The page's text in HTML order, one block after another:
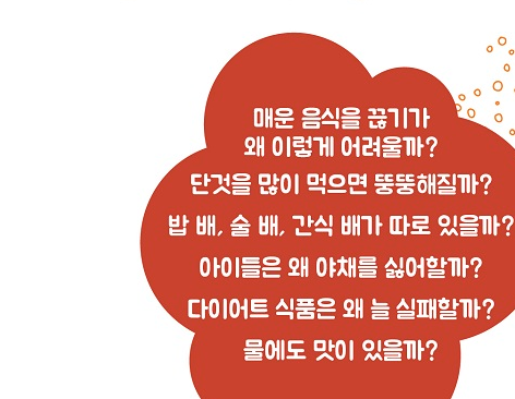
향에 대한 착각과 진실
6장. 숨겨진 감각의 힘과 맛의 과학
맛은 미각과 후각이 전부일까
왜 뷔페는 생각보다 별로일까
맛으로 몸을 속일 수 있을까
알수록 과학적인 맛의 세계
7장. 감각, 착각, 환각 그리고 지각
감각의 비밀
지각의 비밀